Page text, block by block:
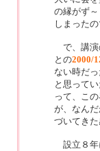
の縁がず
しまったの
で、講演
との2000/
ない時だ
と思って
って、こ
が、なん
づいてきた
設立８年